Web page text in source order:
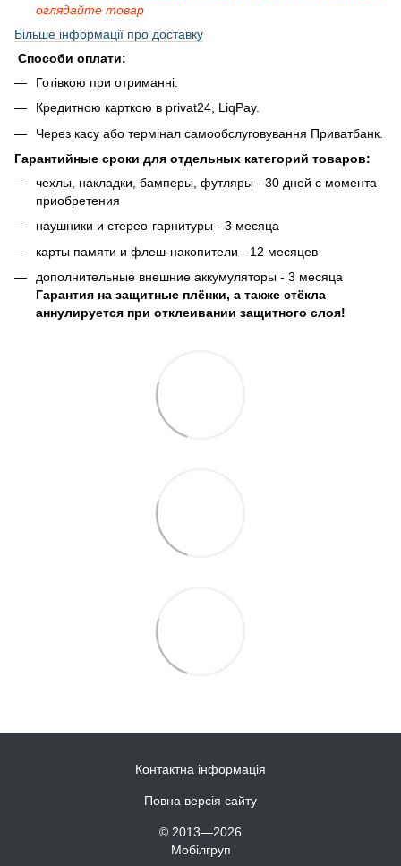
оглядайте товар
Більше інформації про доставку
Способи оплати:
Готівкою при отриманні.
Кредитною карткою в privat24, LiqPay.
Через касу або термінал самообслуговування Приватбанк.
Гарантийные сроки для отдельных категорий товаров:
чехлы, накладки, бамперы, футляры - 30 дней с момента
приобретения
наушники и стерео-гарнитуры - 3 месяца
карты памяти и флеш-накопители - 12 месяцев
дополнительные внешние аккумуляторы - 3 месяца
Гарантия на защитные плёнки, а также стёкла
аннулируется при отклеивании защитного слоя!
Контактна інформація
Повна версія сайту
© 2013—2026
Мобілгруп